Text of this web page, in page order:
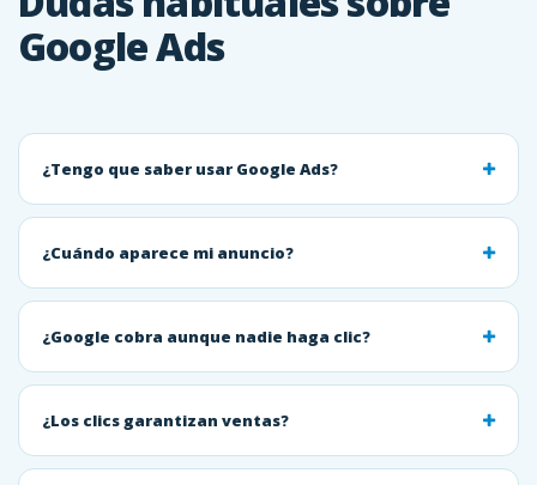
Google Ads
¿Tengo que saber usar Google Ads?
¿Cuándo aparece mi anuncio?
¿Google cobra aunque nadie haga clic?
¿Los clics garantizan ventas?